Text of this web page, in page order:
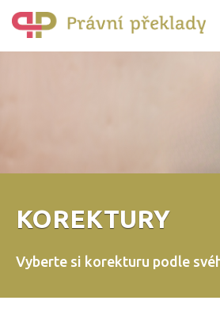
KOREKTURY
Vyberte si korekturu podle